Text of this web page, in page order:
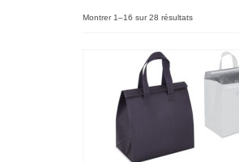
Montrer 1–16 sur 28 résultats